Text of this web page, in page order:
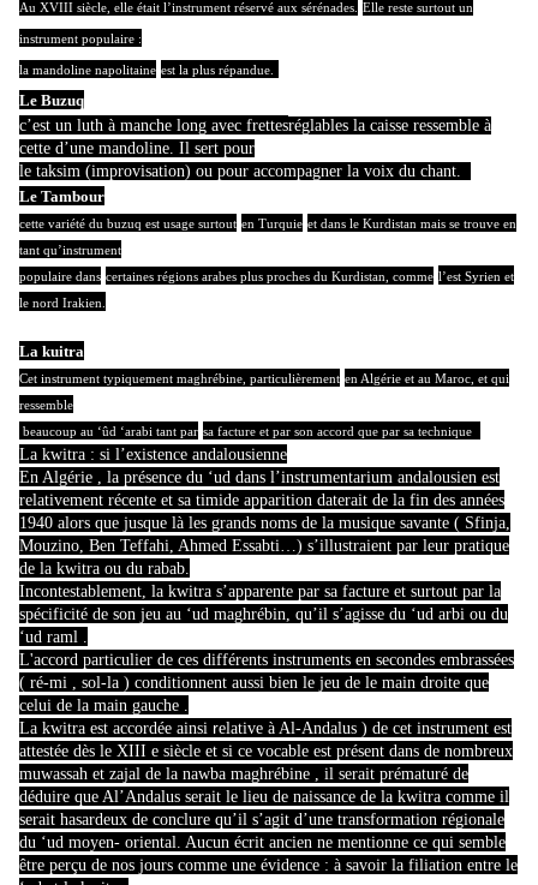
Au XVIII siècle, elle était l’instrument réservé aux sérénades. Elle reste surtout un
instrument populaire :
la mandoline napolitaine est la plus répandue.
Le Buzuq
c’est un luth à manche long avec frettesréglables la caisse ressemble à
cette d’une mandoline. Il sert pour
le taksim (improvisation) ou pour accompagner la voix du chant.
Le Tambour
cette variété du buzuq est usage surtout en Turquie et dans le Kurdistan mais se trouve en
tant qu’instrument
populaire dans certaines régions arabes plus proches du Kurdistan, comme l’est Syrien et
le nord Irakien.
La kuitra
Cet instrument typiquement maghrébine, particulièrement en Algérie et au Maroc, et qui
ressemble
beaucoup au ‘ûd ‘arabi tant par sa facture et par son accord que par sa technique
La kwitra : si l’existence andalousienne
En Algérie , la présence du ‘ud dans l’instrumentarium andalousien est
relativement récente et sa timide apparition daterait de la fin des années
1940 alors que jusque là les grands noms de la musique savante ( Sfinja,
Mouzino, Ben Teffahi, Ahmed Essabti…) s’illustraient par leur pratique
de la kwitra ou du rabab.
Incontestablement, la kwitra s’apparente par sa facture et surtout par la
spécificité de son jeu au ‘ud maghrébin, qu’il s’agisse du ‘ud arbi ou du
‘ud raml .
L'accord particulier de ces différents instruments en secondes embrassées
( ré-mi , sol-la ) conditionnent aussi bien le jeu de le main droite que
celui de la main gauche .
La kwitra est accordée ainsi relative à Al-Andalus ) de cet instrument est
attestée dès le XIII e siècle et si ce vocable est présent dans de nombreux
muwassah et zajal de la nawba maghrébine , il serait prématuré de
déduire que Al’Andalus serait le lieu de naissance de la kwitra comme il
serait hasardeux de conclure qu’il s’agit d’une transformation régionale
du ‘ud moyen- oriental. Aucun écrit ancien ne mentionne ce qui semble
être perçu de nos jours comme une évidence : à savoir la filiation entre le